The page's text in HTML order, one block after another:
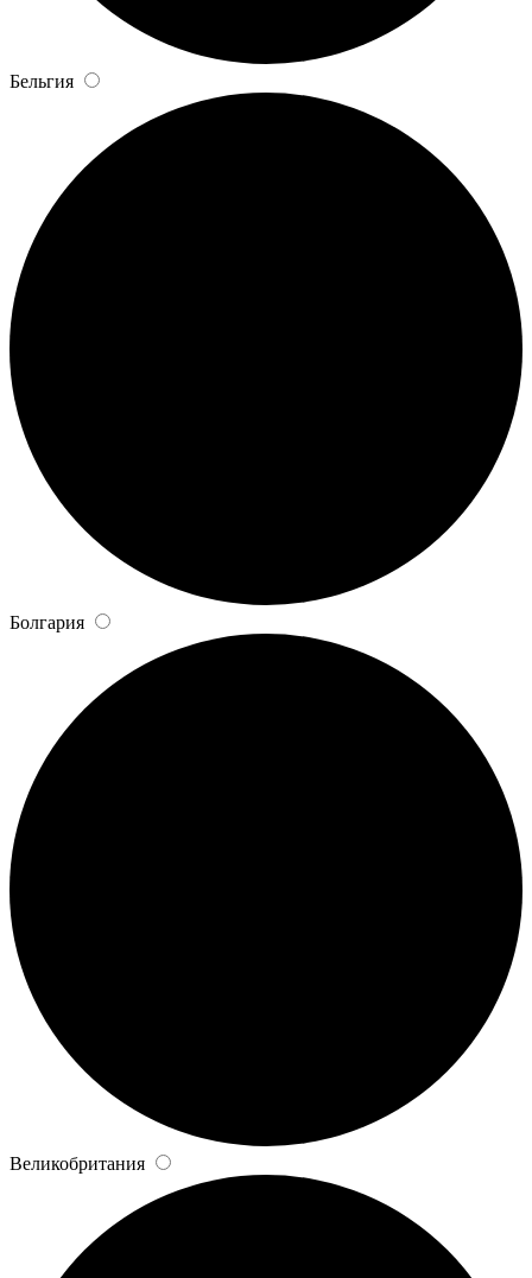
Бельгия
Болгария
Великобритания